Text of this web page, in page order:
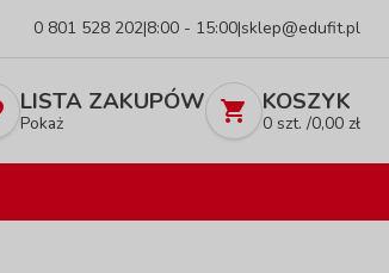
0 801 528 202|8:00 - 15:00|sklep@edufit.pl
LISTA ZAKUPÓW
Pokaż
KOSZYK
0 szt. /0,00 zł